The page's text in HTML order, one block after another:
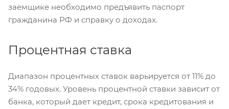
заемщике необходимо предъявить паспорт
гражданина РФ и справку о доходах.
Процентная ставка
Диапазон процентных ставок варьируется от 11% до
34% годовых. Уровень процентной ставки зависит от
банка, который дает кредит, срока кредитования и